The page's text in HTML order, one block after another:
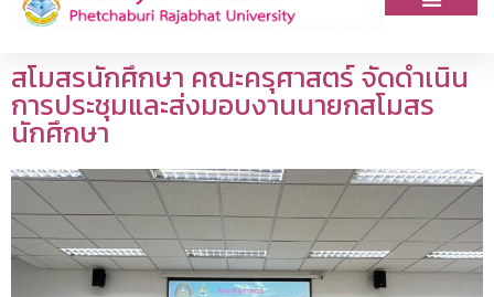
สโมสรนักศึกษา คณะครุศาสตร์ จัดดำเนิน
การประชุมและส่งมอบงานนายกสโมสร
นักศึกษา